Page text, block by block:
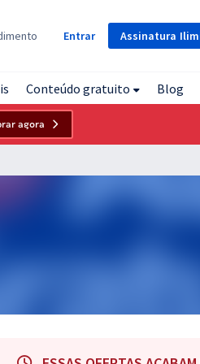
Assinatura
Entrar
Conteúdo gratuito Blog
agora